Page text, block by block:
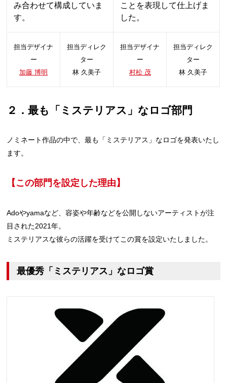
み合わせて構成していま
す。
ことを表現して仕上げま
した。
担当デザイナ
ー
加藤 博明
担当ディレク
ター
林 久美子
担当デザイナ
ー
村松 茂
担当ディレク
ター
林 久美子
２．最も「ミステリアス」なロゴ部門
ノミネート作品の中で、最も「ミステリアス」なロゴを発表いたし
ます。
【この部門を設定した理由】
Adoやyamaなど、容姿や年齢などを公開しないアーティストが注
目された2021年。
ミステリアスな彼らの活躍を受けてこの賞を設定いたしました。
最優秀「ミステリアス」なロゴ賞